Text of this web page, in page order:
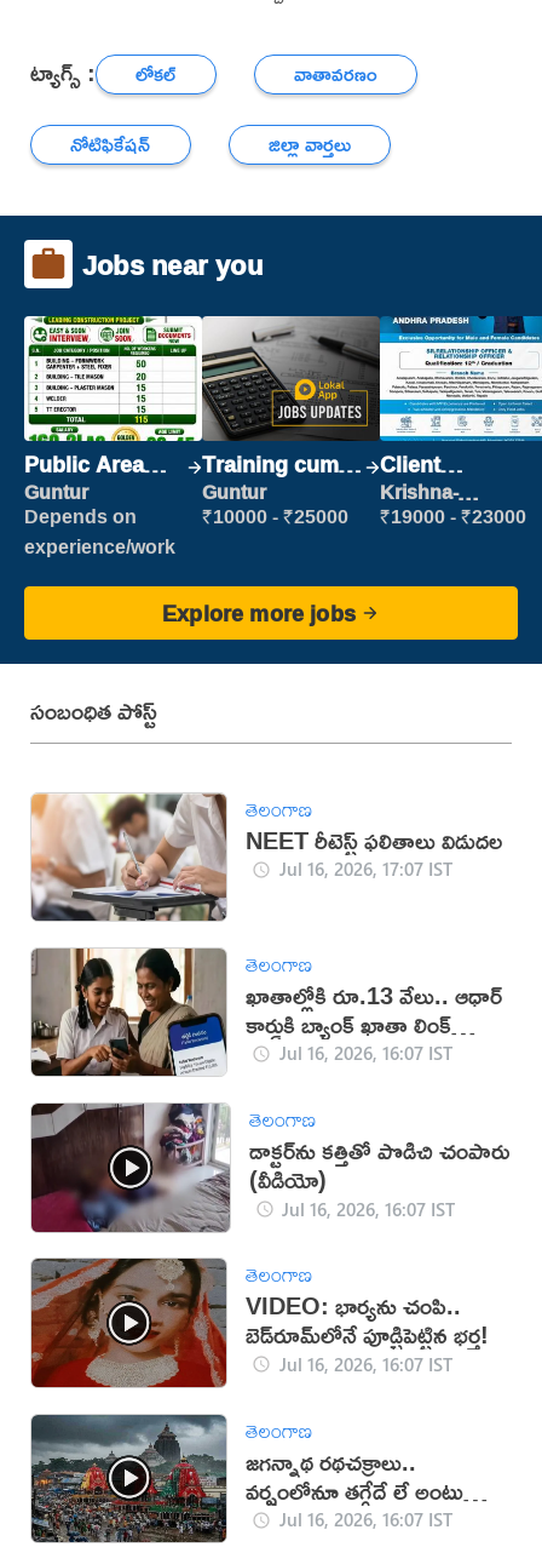
ట్యాగ్స్ : లోకల్
వాతావరణం
నోటిఫికేషన్
జిల్లా వార్తలు
Jobs near you
Public Area
Cleaner
Guntur
Depends on
experience/work
Training cum
Placement
Guntur
₹10000 - ₹25000
Client
Relationship
Executive
Krishna-
vijayawada
₹19000 - ₹23000
Explore more jobs
సంబంధిత పోస్ట్
తెలంగాణ
NEET రీటెస్ట్ ఫలితాలు విడుదల
Jul 16, 2026, 17:07 IST
తెలంగాణ
ఖాతాల్లోకి రూ.13 వేలు.. ఆధార్
కార్డుకి బ్యాంక్ ఖాతా లింక్
తప్పనిసరి!
Jul 16, 2026, 16:07 IST
తెలంగాణ
డాక్టర్‌ను కత్తితో పొడిచి చంపారు
(వీడియో)
Jul 16, 2026, 16:07 IST
తెలంగాణ
VIDEO: భార్యను చంపి..
బెడ్‌రూమ్‌లోనే పూడ్చిపెట్టిన భర్త!
Jul 16, 2026, 16:07 IST
తెలంగాణ
జగన్నాథ రథచక్రాలు..
వర్షంలోనూ తగ్గేదే లే అంటున్న
భక్తులుJul 16, 2026, 16:07 IST